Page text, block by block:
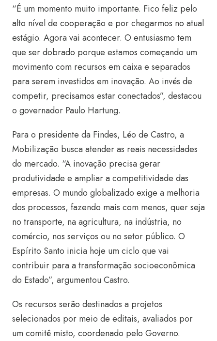
“É um momento muito importante. Fico feliz pelo
alto nível de cooperação e por chegarmos no atual
estágio. Agora vai acontecer. O entusiasmo tem
que ser dobrado porque estamos começando um
movimento com recursos em caixa e separados
para serem investidos em inovação. Ao invés de
competir, precisamos estar conectados”, destacou
o governador Paulo Hartung.
Para o presidente da Findes, Léo de Castro, a
Mobilização busca atender as reais necessidades
do mercado. “A inovação precisa gerar
produtividade e ampliar a competitividade das
empresas. O mundo globalizado exige a melhoria
dos processos, fazendo mais com menos, quer seja
no transporte, na agricultura, na indústria, no
comércio, nos serviços ou no setor público. O
Espírito Santo inicia hoje um ciclo que vai
contribuir para a transformação socioeconômica
do Estado”, argumentou Castro.
Os recursos serão destinados a projetos
selecionados por meio de editais, avaliados por
um comitê misto, coordenado pelo Governo.